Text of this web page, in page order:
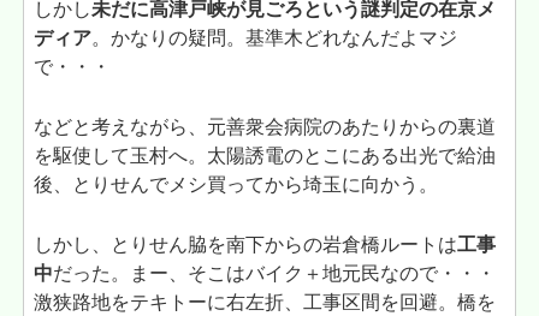
しかし未だに高津戸峡が見ごろという謎判定の在京メ
ディア。かなりの疑問。基準木どれなんだよマジ
で・・・
などと考えながら、元善衆会病院のあたりからの裏道
を駆使して玉村へ。太陽誘電のとこにある出光で給油
後、とりせんでメシ買ってから埼玉に向かう。
しかし、とりせん脇を南下からの岩倉橋ルートは工事
中だった。まー、そこはバイク＋地元民なので・・・
激狭路地をテキトーに右左折、工事区間を回避。橋を